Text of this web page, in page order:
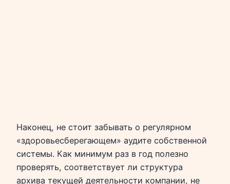
Наконец, не стоит забывать о регулярном
«здоровьесберегающем» аудите собственной
системы. Как минимум раз в год полезно
проверять, соответствует ли структура
архива текущей деятельности компании, не